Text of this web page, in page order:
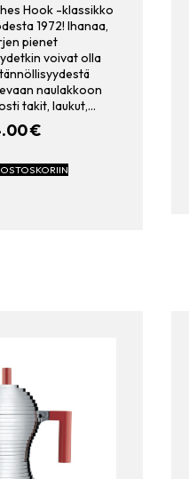
Hook -klassikko
1972! Ihanaa,
pienet
voivat olla
naulakkoon
takit, laukut,…
€